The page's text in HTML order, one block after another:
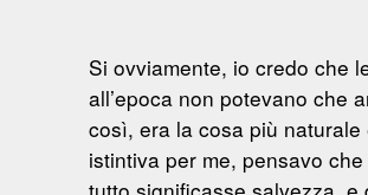
Si ovviamente, io credo che
all’epoca non potevano che
così, era la cosa più naturale
istintiva per me, pensavo